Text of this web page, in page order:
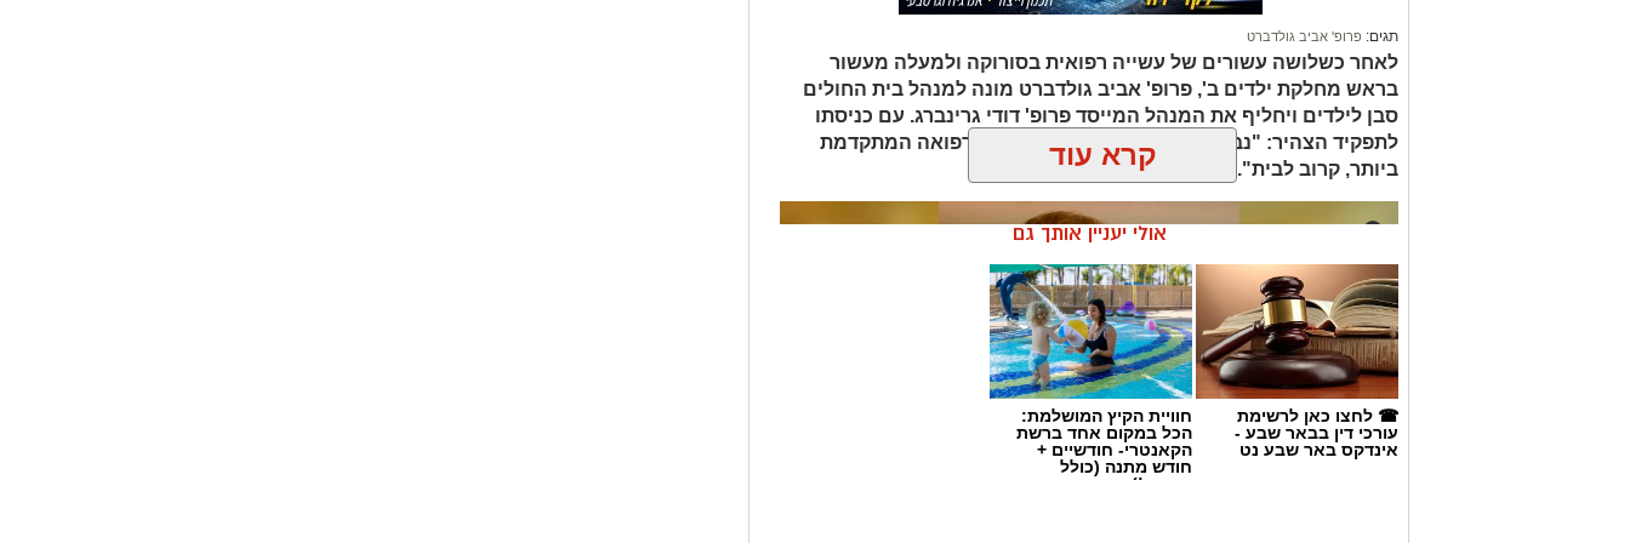
תגים: פרופ' אביב גולדברט
לאחר כשלושה עשורים של עשייה רפואית בסורוקה ולמעלה מעשור
בראש מחלקת ילדים ב', פרופ' אביב גולדברט מונה למנהל בית החולים
סבן לילדים ויחליף את המנהל המייסד פרופ' דודי גרינברג. עם כניסתו
לתפקיד הצהיר: "נבטיח שכל ילד וילדה בנגב יזכו לרפואה המתקדמת
ביותר, קרוב לבית".
קרא עוד
אולי יעניין אותך גם
☎ לחצו כאן לרשימת
עורכי דין בבאר שבע -
אינדקס באר שבע נט
חוויית הקיץ המושלמת:
הכל במקום אחד ברשת
הקאנטרי- חודשיים +
חודש מתנה (כולל
החגים!)